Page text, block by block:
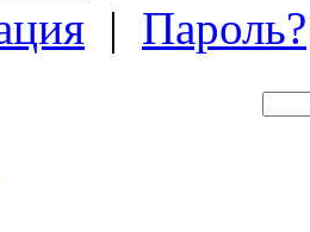
| Пароль?